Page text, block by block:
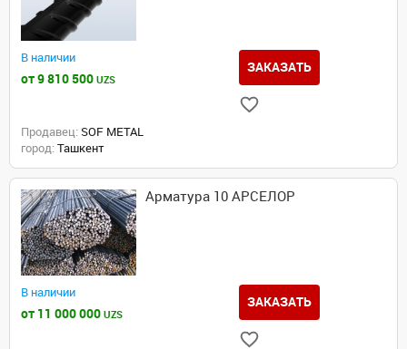
В наличии
от 9 810 500 UZS
ЗАКАЗАТЬ
Продавец: SOF METAL
город: Ташкент
Арматура 10 АРСЕЛОР
В наличии
от 11 000 000 UZS
ЗАКАЗАТЬ